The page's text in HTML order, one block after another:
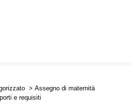
> Assegno di maternità
e requisiti